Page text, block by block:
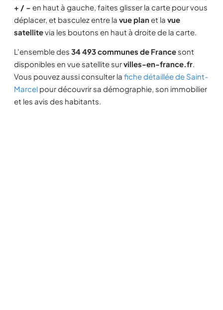
+ / − en haut à gauche, faites glisser la carte pour vous
déplacer, et basculez entre la vue planet la vue
satellitevia les boutons en haut à droite de la carte.
L'ensemble des 34 493 communes de France sont
disponibles en vue satellite survilles-en-france.fr.
Vous pouvez aussi consulter la fiche détaillée de Saint-
Marcel pour découvrir sa démographie, son immobilier
et les avis des habitants.